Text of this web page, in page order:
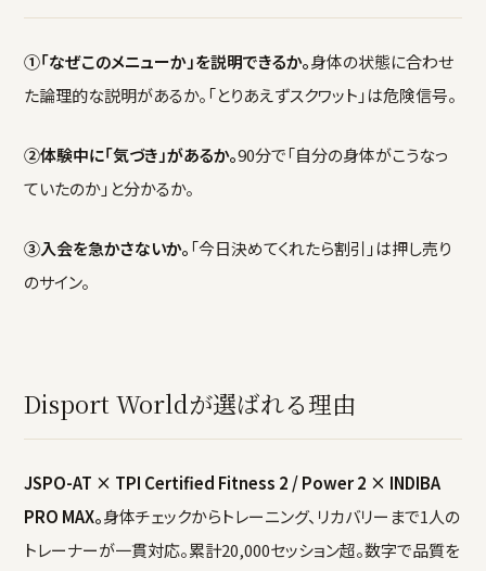
①「なぜこのメニューか」を説明できるか。身体の状態に合わせ
た論理的な説明があるか。「とりあえずスクワット」は危険信号。
②体験中に「気づき」があるか。90分で「自分の身体がこうなっ
ていたのか」と分かるか。
③入会を急かさないか。「今日決めてくれたら割引」は押し売り
のサイン。
Disport Worldが選ばれる理由
JSPO-AT × TPI Certified Fitness 2 / Power 2 × INDIBA
PRO MAX。身体チェックからトレーニング、リカバリーまで1人の
トレーナーが一貫対応。累計20,000セッション超。数字で品質を